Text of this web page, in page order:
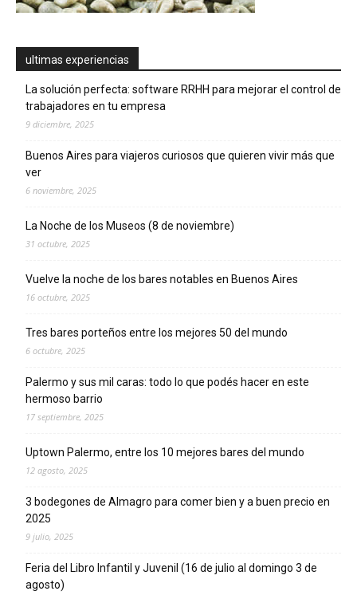
ultimas experiencias
La solución perfecta: software RRHH para mejorar el control de
trabajadores en tu empresa
9 diciembre, 2025
Buenos Aires para viajeros curiosos que quieren vivir más que
ver
6 noviembre, 2025
La Noche de los Museos (8 de noviembre)
31 octubre, 2025
Vuelve la noche de los bares notables en Buenos Aires
16 octubre, 2025
Tres bares porteños entre los mejores 50 del mundo
6 octubre, 2025
Palermo y sus mil caras: todo lo que podés hacer en este
hermoso barrio
17 septiembre, 2025
Uptown Palermo, entre los 10 mejores bares del mundo
12 agosto, 2025
3 bodegones de Almagro para comer bien y a buen precio en
2025
9 julio, 2025
Feria del Libro Infantil y Juvenil (16 de julio al domingo 3 de
agosto)